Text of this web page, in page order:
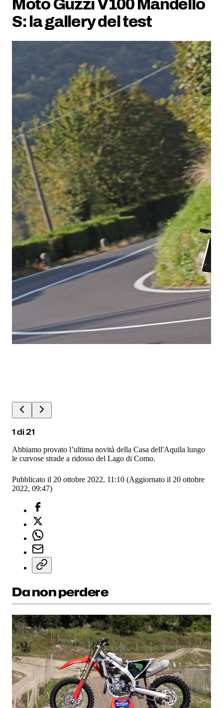
Moto Guzzi V100 Mandello
S: la gallery del test
1di21
Abbiamo provato l’ultima novità della Casa dell'Aquila lungo
le curvose strade a ridosso del Lago di Como.
Pubblicato il 20 ottobre 2022, 11:10 (Aggiornato il 20 ottobre
2022, 09:47)
Da non perdere